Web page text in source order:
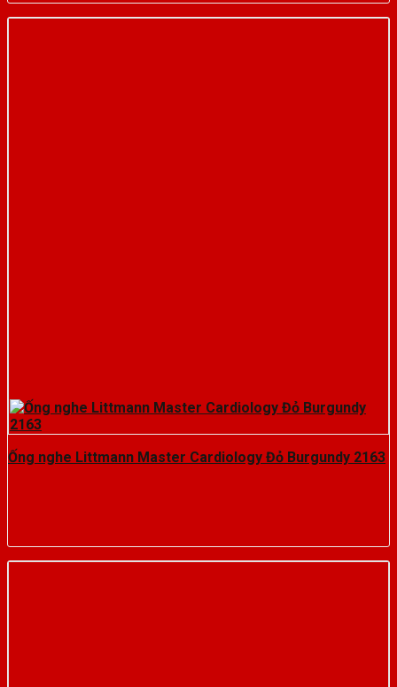
Ống nghe Littmann Master Cardiology Đỏ Burgundy 2163